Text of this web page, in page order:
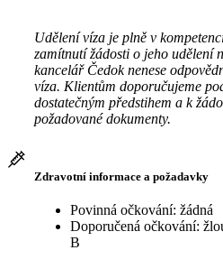
Udělení víza je plně v
zamítnutí žádosti o jeho udělení
kancelář Čedok nenese
víza. Klientům doporučujeme
dostatečným předstihem a k
požadované dokumenty.
Zdravotní informace a požadavky
Povinná očkování: žádná
Doporučená očkování:
B